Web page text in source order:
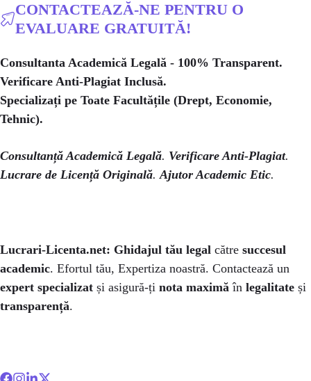
CONTACTEAZĂ-NE PENTRU O
EVALUARE GRATUITĂ!
Consultanta Academică Legală - 100% Transparent.
Verificare Anti-Plagiat Inclusă.
Specializați pe Toate Facultățile (Drept, Economie,
Tehnic).
Consultanță Academică Legală. Verificare Anti-Plagiat.
Lucrare de Licență Originală.Ajutor Academic Etic.
Lucrari-Licenta.net: Ghidajul tău legal către succesul
academic. Efortul tău, Expertiza noastră. Contactează un
expert specializat și asigură-ți nota maximă în legalitate și
transparență.